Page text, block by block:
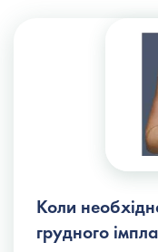
Коли
грудного